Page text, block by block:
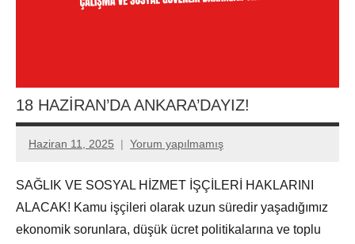
18 HAZİRAN’DA ANKARA’DAYIZ!
Haziran 11, 2025
Aksu
Yorum yapılmamış
SAĞLIK VE SOSYAL HİZMET İŞÇİLERİ HAKLARINI
ALACAK! Kamu işçileri olarak uzun süredir yaşadığımız
ekonomik sorunlara, düşük ücret politikalarına ve toplu